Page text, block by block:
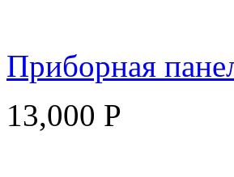
Приборная
13,000 Р